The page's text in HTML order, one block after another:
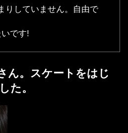
りしていません。自由で
です!
ん。スケートをはじ
た。